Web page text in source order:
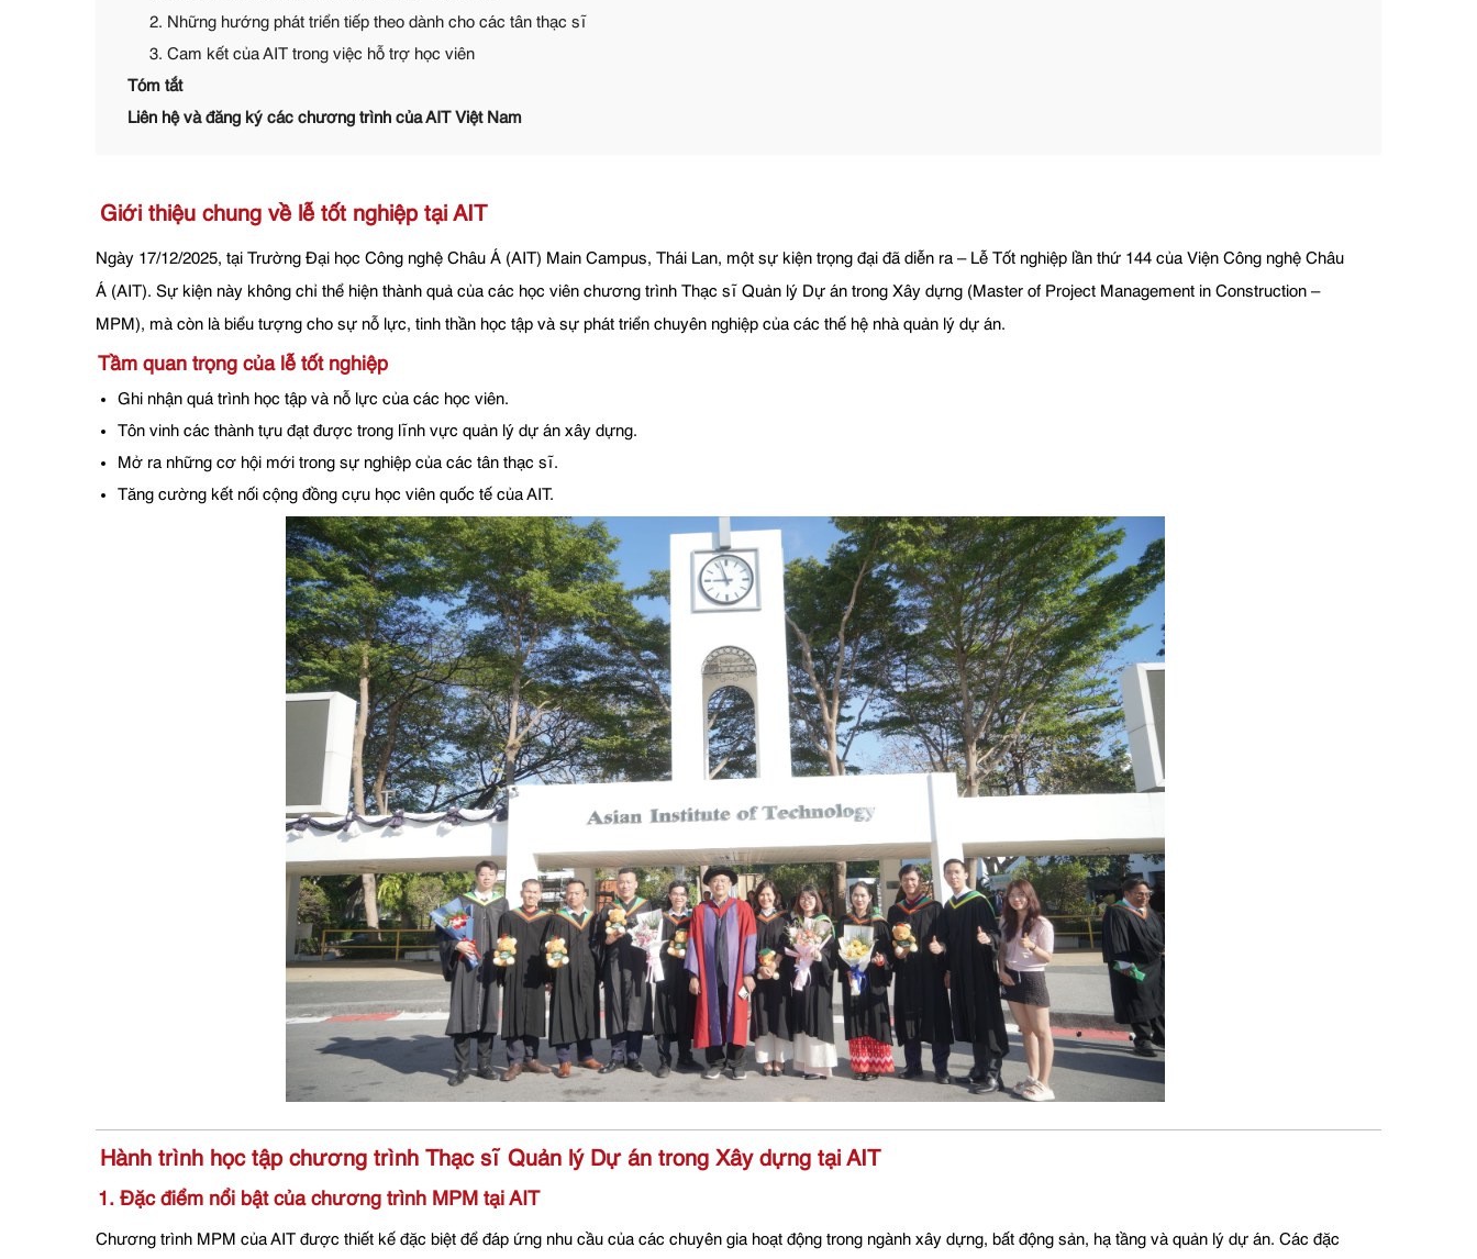
2. Những hướng phát triển tiếp theo dành cho các tân thạc sĩ
3. Cam kết của AIT trong việc hỗ trợ học viên
Tóm tắt
Liên hệ và đăng ký các chương trình của AIT Việt Nam
Giới thiệu chung về lễ tốt nghiệp tại AIT
Ngày 17/12/2025, tại Trường Đại học Công nghệ Châu Á (AIT) Main Campus, Thái Lan, một sự kiện trọng đại đã diễn ra – Lễ Tốt nghiệp lần thứ 144 của Viện Công nghệ Châu
Á (AIT). Sự kiện này không chỉ thể hiện thành quả của các học viên chương trình Thạc sĩ Quản lý Dự án trong Xây dựng (Master of Project Management in Construction –
MPM), mà còn là biểu tượng cho sự nỗ lực, tinh thần học tập và sự phát triển chuyên nghiệp của các thế hệ nhà quản lý dự án.
Tầm quan trọng của lễ tốt nghiệp
Ghi nhận quá trình học tập và nỗ lực của các học viên.
Tôn vinh các thành tựu đạt được trong lĩnh vực quản lý dự án xây dựng.
Mở ra những cơ hội mới trong sự nghiệp của các tân thạc sĩ.
Tăng cường kết nối cộng đồng cựu học viên quốc tế của AIT.
Hành trình học tập chương trình Thạc sĩ Quản lý Dự án trong Xây dựng tại AIT
1. Đặc điểm nổi bật của chương trình MPM tại AIT
Chương trình MPM của AIT được thiết kế đặc biệt để đáp ứng nhu cầu của các chuyên gia hoạt động trong ngành xây dựng, bất động sản, hạ tầng và quản lý dự án. Các đặc